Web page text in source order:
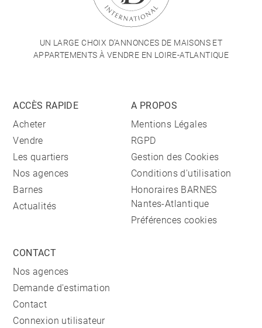
UN LARGE CHOIX D'ANNONCES DE MAISONS ET
APPARTEMENTS À VENDRE EN LOIRE-ATLANTIQUE
ACCÈS RAPIDE
Acheter
Vendre
Les quartiers
Nos agences
Barnes
Actualités
A PROPOS
Mentions Légales
RGPD
Gestion des Cookies
Conditions d'utilisation
Honoraires BARNES
Nantes-Atlantique
Préférences cookies
CONTACT
Nos agences
Demande d'estimation
Contact
Connexion utilisateur